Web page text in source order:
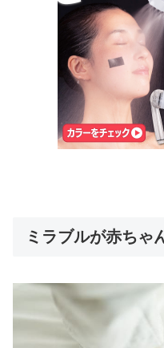
ミラブルが赤ちゃ